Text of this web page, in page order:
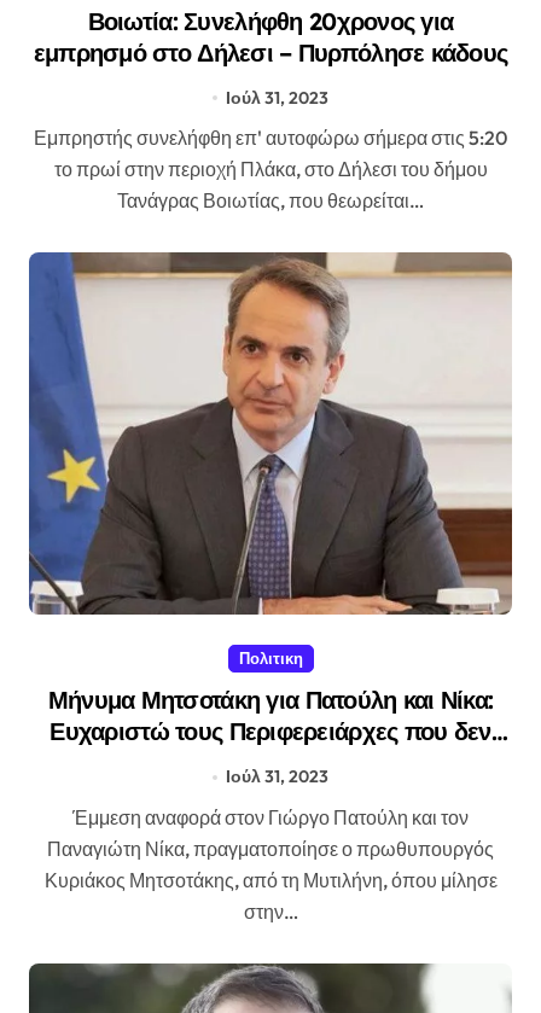
Βοιωτία: Συνελήφθη 20χρονος για
εμπρησμό στο Δήλεσι – Πυρπόλησε κάδους
Ιούλ 31, 2023
Εμπρηστής συνελήφθη επ' αυτοφώρω σήμερα στις 5:20
το πρωί στην περιοχή Πλάκα, στο Δήλεσι του δήμου
Τανάγρας Βοιωτίας, που θεωρείται…
Πολιτικη
Μήνυμα Μητσοτάκη για Πατούλη και Νίκα:
Ευχαριστώ τους Περιφερειάρχες που δεν
στηρίξαμε – Το αντιμετώπισαν με
αξιοπρέπεια
Ιούλ 31, 2023
Έμμεση αναφορά στον Γιώργο Πατούλη και τον
Παναγιώτη Νίκα, πραγματοποίησε ο πρωθυπουργός
Κυριάκος Μητσοτάκης, από τη Μυτιλήνη, όπου μίλησε
στην…